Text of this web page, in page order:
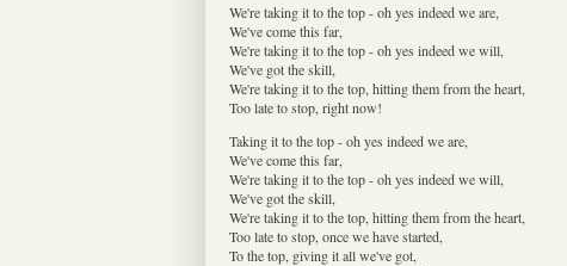
We're taking it to the top - oh yes indeed we are,
We've come this far,
We're taking it to the top - oh yes indeed we will,
We've got the skill,
We're taking it to the top, hitting them from the heart,
Too late to stop, right now!
Taking it to the top - oh yes indeed we are,
We've come this far,
We're taking it to the top - oh yes indeed we will,
We've got the skill,
We're taking it to the top, hitting them from the heart,
Too late to stop, once we have started,
To the top, giving it all we've got,